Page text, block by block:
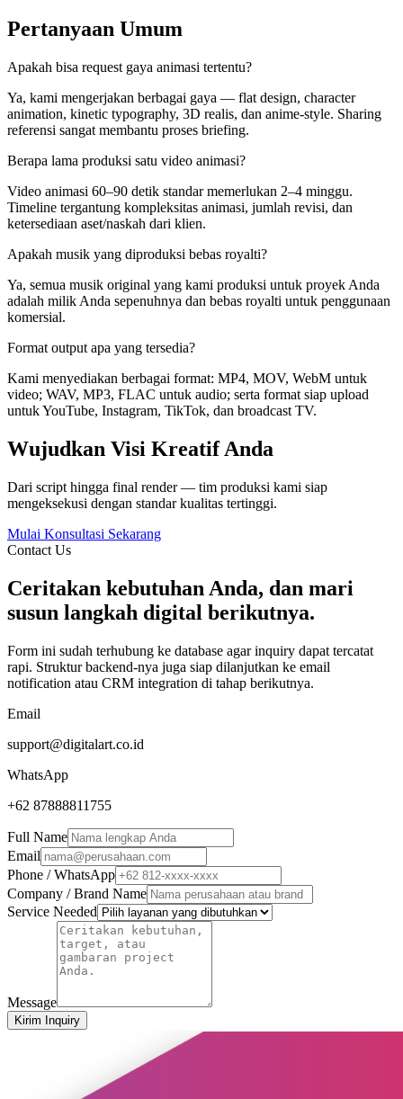
Pertanyaan Umum
Apakah bisa request gaya animasi tertentu?
Ya, kami mengerjakan berbagai gaya — flat design, character
animation, kinetic typography, 3D realis, dan anime-style. Sharing
referensi sangat membantu proses briefing.
Berapa lama produksi satu video animasi?
Video animasi 60–90 detik standar memerlukan 2–4 minggu.
Timeline tergantung kompleksitas animasi, jumlah revisi, dan
ketersediaan aset/naskah dari klien.
Apakah musik yang diproduksi bebas royalti?
Ya, semua musik original yang kami produksi untuk proyek Anda
adalah milik Anda sepenuhnya dan bebas royalti untuk penggunaan
komersial.
Format output apa yang tersedia?
Kami menyediakan berbagai format: MP4, MOV, WebM untuk
video; WAV, MP3, FLAC untuk audio; serta format siap upload
untuk YouTube, Instagram, TikTok, dan broadcast TV.
Wujudkan Visi Kreatif Anda
Dari script hingga final render — tim produksi kami siap
mengeksekusi dengan standar kualitas tertinggi.
Mulai Konsultasi Sekarang
Contact Us
Ceritakan kebutuhan Anda, dan mari
susun langkah digital berikutnya.
Form ini sudah terhubung ke database agar inquiry dapat tercatat
rapi. Struktur backend-nya juga siap dilanjutkan ke email
notification atau CRM integration di tahap berikutnya.
Email
support@digitalart.co.id
WhatsApp
+62 87888811755
Full Name
Email
Phone / WhatsApp
Company / Brand Name
Service Needed
Message
Kirim Inquiry